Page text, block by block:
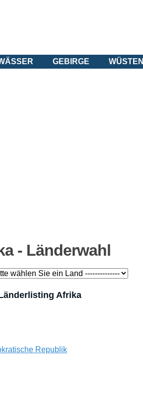
GEBIRGE WÜSTEN
- Länderwahl
listing Afrika
Republik